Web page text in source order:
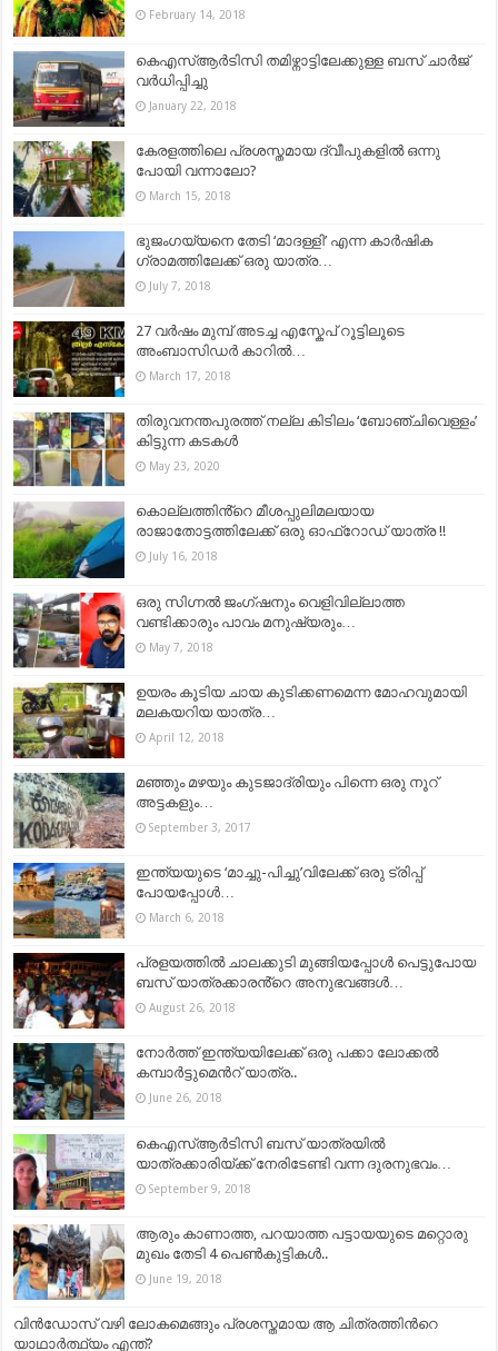
February 14, 2018
കെ​എ​സ്ആ​ർ​ടി​സി ത​മി​ഴ്നാ​ട്ടി​ലേ​ക്കു​ള്ള ബ​സ് ചാ​ർ​ജ്
വ​ർ​ധി​പ്പി​ച്ചു
January 22, 2018
കേരളത്തിലെ പ്രശസ്തമായ ദ്വീപുകളിൽ ഒന്നു
പോയി വന്നാലോ?
March 15, 2018
ഭുജംഗയ്യനെ തേടി ‘മാദള്ളി’ എന്ന കാർഷിക
ഗ്രാമത്തിലേക്ക് ഒരു യാത്ര…
July 7, 2018
27 വര്‍ഷം മുമ്പ് അടച്ച എസ്കേപ് റൂട്ടിലൂടെ
അംബാസിഡര്‍ കാറില്‍…
March 17, 2018
തിരുവനന്തപുരത്ത് നല്ല കിടിലം ‘ബോഞ്ചിവെള്ളം’
കിട്ടുന്ന കടകൾ
May 23, 2020
കൊല്ലത്തിൻ്റെ മീശപ്പുലിമലയായ
രാജാതോട്ടത്തിലേക്ക് ഒരു ഓഫ്‌റോഡ് യാത്ര !!
July 16, 2018
ഒരു സിഗ്നല്‍ ജംഗ്ഷനും വെളിവില്ലാത്ത
വണ്ടിക്കാരും പാവം മനുഷ്യരും…
May 7, 2018
ഉയരം കൂടിയ ചായ കുടിക്കണമെന്ന മോഹവുമായി
മലകയറിയ യാത്ര…
April 12, 2018
മഞ്ഞും മഴയും കുടജാദ്രിയും പിന്നെ ഒരു നൂറ്
അട്ടകളും…
September 3, 2017
ഇന്ത്യയുടെ ‘മാച്ചു-പിച്ചു’വിലേക്ക് ഒരു ട്രിപ്പ്
പോയപ്പോള്‍…
March 6, 2018
പ്രളയത്തിൽ ചാലക്കുടി മുങ്ങിയപ്പോൾ പെട്ടുപോയ
ബസ് യാത്രക്കാരൻ്റെ അനുഭവങ്ങൾ…
August 26, 2018
നോർത്ത് ഇന്ത്യയിലേക്ക് ഒരു പക്കാ ലോക്കൽ
കമ്പാർട്ടുമെൻറ് യാത്ര..
June 26, 2018
കെഎസ്ആർടിസി ബസ് യാത്രയിൽ
യാത്രക്കാരിയ്ക്ക് നേരിടേണ്ടി വന്ന ദുരനുഭവം…
September 9, 2018
ആരും കാണാത്ത, പറയാത്ത പട്ടായയുടെ മറ്റൊരു
മുഖം തേടി 4 പെൺകുട്ടികൾ..
June 19, 2018
വിൻഡോസ് വഴി ലോകമെങ്ങും പ്രശസ്തമായ ആ ചിത്രത്തിൻറെ
യാഥാർത്ഥ്യം എന്ത്?